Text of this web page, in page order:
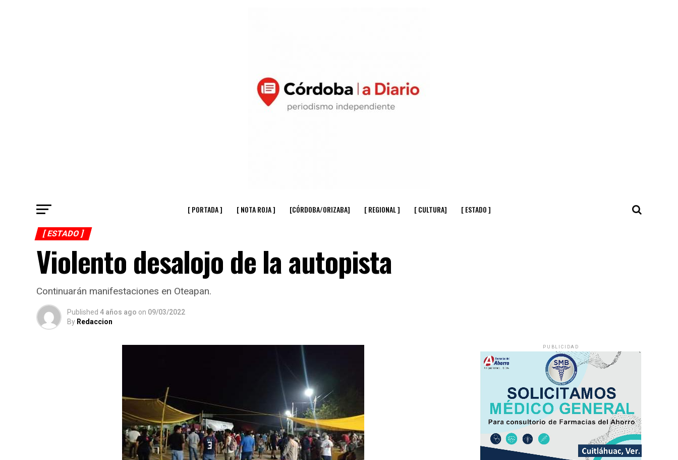
[ PORTADA ] [ NOTA ROJA ] [CÓRDOBA/ORIZABA] [ REGIONAL ] [ CULTURA] [ ESTADO ]
[ ESTADO ]
Violento desalojo de la autopista
Continuarán manifestaciones en Oteapan.
Published 4 años ago on 09/03/2022
By Redaccion
PUBLICIDAD